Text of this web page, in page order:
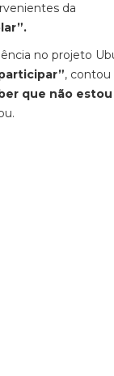
da
no projeto
, contou
que não estou